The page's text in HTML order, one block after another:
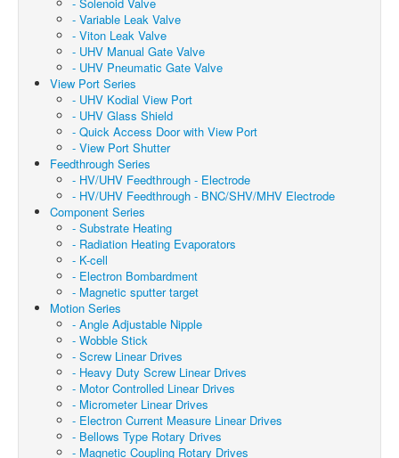
- Solenoid Valve
- Variable Leak Valve
- Viton Leak Valve
- UHV Manual Gate Valve
- UHV Pneumatic Gate Valve
View Port Series
- UHV Kodial View Port
- UHV Glass Shield
- Quick Access Door with View Port
- View Port Shutter
Feedthrough Series
- HV/UHV Feedthrough - Electrode
- HV/UHV Feedthrough - BNC/SHV/MHV Electrode
Component Series
- Substrate Heating
- Radiation Heating Evaporators
- K-cell
- Electron Bombardment
- Magnetic sputter target
Motion Series
- Angle Adjustable Nipple
- Wobble Stick
- Screw Linear Drives
- Heavy Duty Screw Linear Drives
- Motor Controlled Linear Drives
- Micrometer Linear Drives
- Electron Current Measure Linear Drives
- Bellows Type Rotary Drives
- Magnetic Coupling Rotary Drives